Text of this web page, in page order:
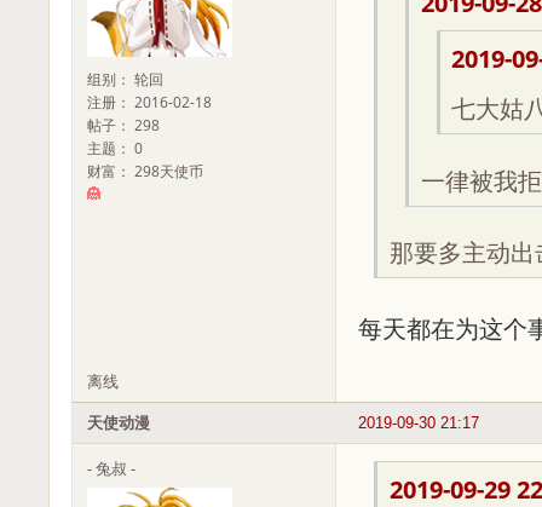
组别： 轮回
注册： 2016-02-18
帖子： 298
主题： 0
财富： 298天使币
2019-
七大姑
一律被我
那要多主动出
每天都在为这个
离线
2019-09-30 21:17
天使动漫
- 兔叔 -
2019-09-29